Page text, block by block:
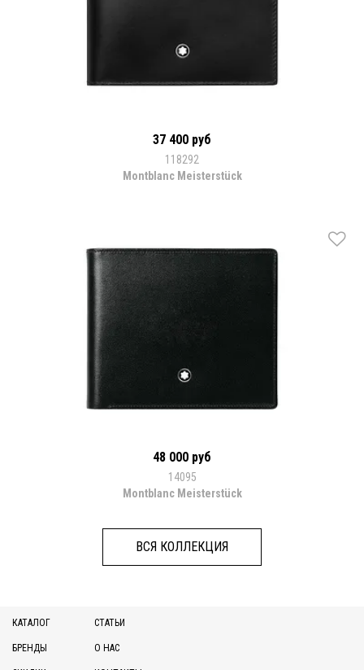
37 400 руб
118292
Montblanc Meisterstück
48 000 руб
14095
Montblanc Meisterstück
ВСЯ КОЛЛЕКЦИЯ
КАТАЛОГ
БРЕНДЫ
СТАТЬИ
О НАС